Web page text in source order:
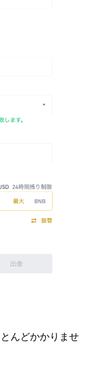
んどかかりませ